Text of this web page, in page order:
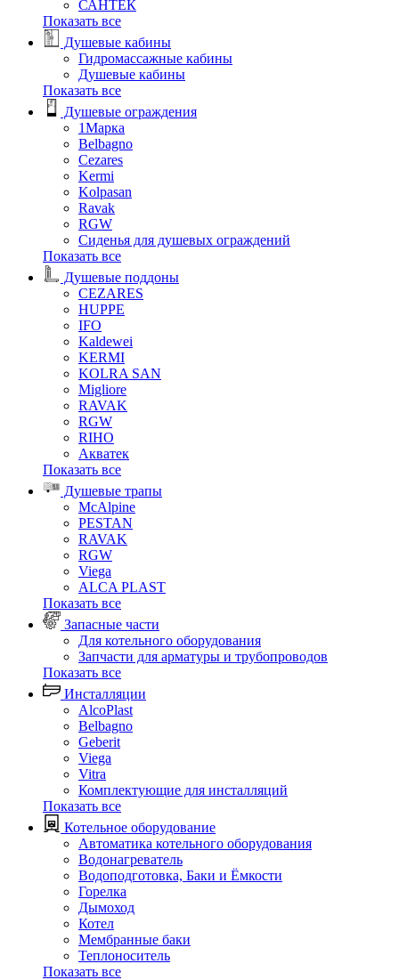
САНТЕК
Показать все
Душевые кабины
Гидромассажные кабины
Душевые кабины
Показать все
Душевые ограждения
1Марка
Belbagno
Cezares
Kermi
Kolpasan
Ravak
RGW
Сиденья для душевых ограждений
Показать все
Душевые поддоны
CEZARES
HUPPE
IFO
Kaldewei
KERMI
KOLRA SAN
Migliore
RAVAK
RGW
RIHO
Акватек
Показать все
Душевые трапы
McAlpine
PESTAN
RAVAK
RGW
Viega
АLCA PLAST
Показать все
Запасные части
Для котельного оборудования
Запчасти для арматуры и трубопроводов
Показать все
Инсталляции
AlcoPlast
Belbagno
Geberit
Viega
Vitra
Комплектующие для инсталляций
Показать все
Котельное оборудование
Автоматика котельного оборудования
Водонагреватель
Водоподготовка, Баки и Ёмкости
Горелка
Дымоход
Котел
Мембранные баки
Теплоноситель
Показать все